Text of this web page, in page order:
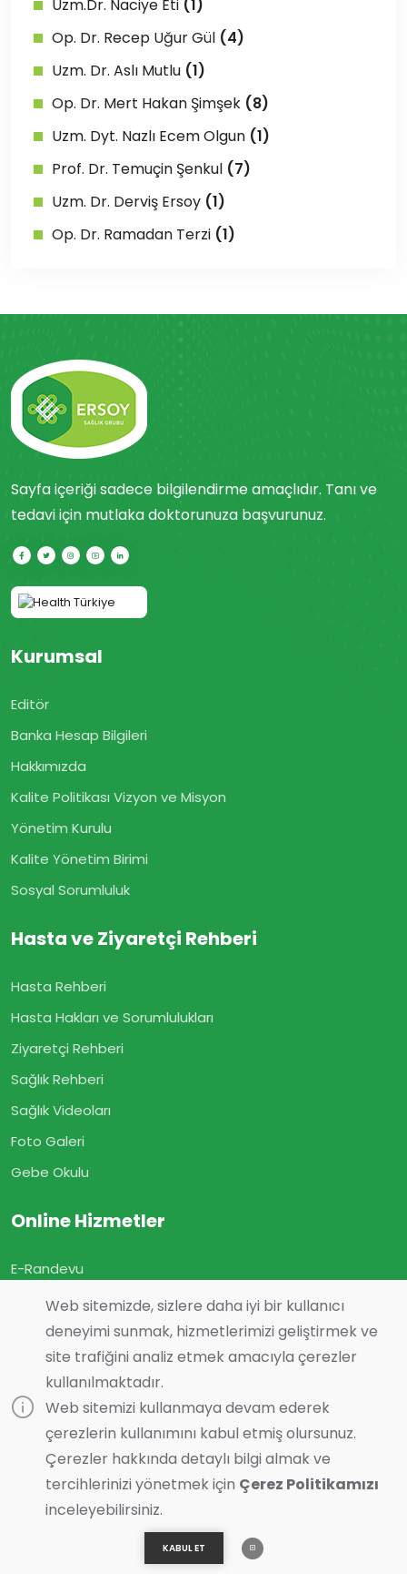
Web sitemizde, sizlere daha iyi bir kullanıcı
deneyimi sunmak, hizmetlerimizi geliştirmek ve
site trafiğini analiz etmek amacıyla çerezler
kullanılmaktadır.
Web sitemizi kullanmaya devam ederek
çerezlerin kullanımını kabul etmiş olursunuz.
Çerezler hakkında detaylı bilgi almak ve
tercihlerinizi yönetmek için Çerez Politikamızı
inceleyebilirsiniz.
KABUL ET
Uzm.Dr. Naciye Eti (1)
Op. Dr. Recep Uğur Gül (4)
Uzm. Dr. Aslı Mutlu (1)
Op. Dr. Mert Hakan Şimşek (8)
Uzm. Dyt. Nazlı Ecem Olgun (1)
Prof. Dr. Temuçin Şenkul (7)
Uzm. Dr. Derviş Ersoy (1)
Op. Dr. Ramadan Terzi (1)
Sayfa içeriği sadece bilgilendirme amaçlıdır. Tanı ve
tedavi için mutlaka doktorunuza başvurunuz.
Kurumsal
Editör
Banka Hesap Bilgileri
Hakkımızda
Kalite Politikası Vizyon ve Misyon
Yönetim Kurulu
Kalite Yönetim Birimi
Sosyal Sorumluluk
Hasta ve Ziyaretçi Rehberi
Hasta Rehberi
Hasta Hakları ve Sorumlulukları
Ziyaretçi Rehberi
Sağlık Rehberi
Sağlık Videoları
Foto Galeri
Gebe Okulu
Online Hizmetler
E-Randevu
E-Sonuç
E-Geçmiş Olsun
Görüş ve Önerileriniz
Online Muayene
Son Güncelleme : 22.04.2026 14:48
© 2023 Tasarım ve Yazılım: